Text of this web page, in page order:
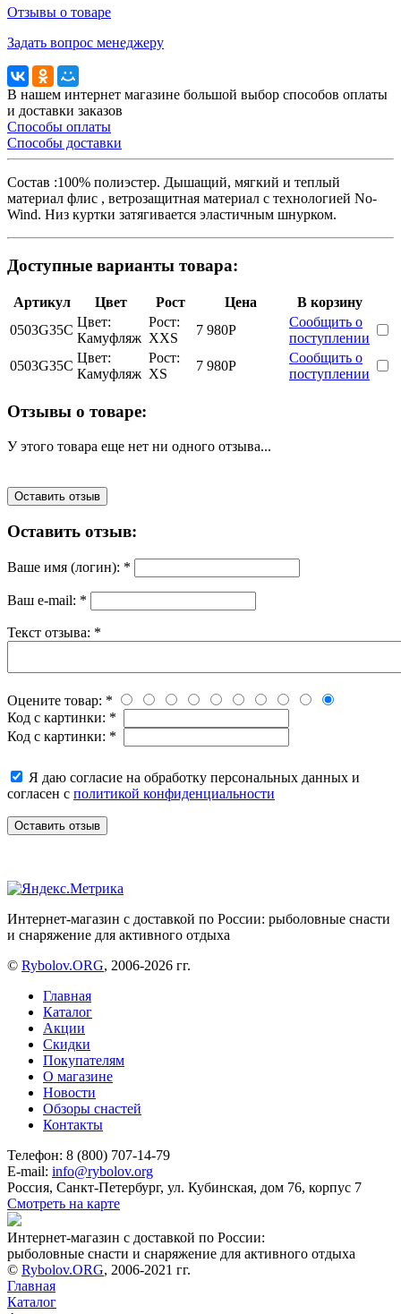
Отзывы о товаре
Задать вопрос менеджеру
В нашем интернет магазине большой выбор способов оплаты
и доставки заказов
Способы оплаты
Способы доставки
Cостав :100% полиэстер. Дышащий, мягкий и теплый
материал флис , ветрозащитная материал с технологией No-
Wind. Низ куртки затягивается эластичным шнурком.
Доступные варианты товара:
Артикул Цвет Рост Цена
В корзину
0503G35C
Цвет:
Камуфляж
Рост:
XXS
7 980Р
Сообщить о
поступлении
0503G35C
Цвет:
Камуфляж
Рост:
XS
7 980Р
Сообщить о
поступлении
Отзывы о товаре:
У этого товара еще нет ни одного отзыва...
Оставить отзыв
Оставить отзыв:
Ваше имя (логин): *
Ваш e-mail: *
Текст отзыва: *
Оцените товар: *
Код с картинки: *
Код с картинки: *
Я даю согласие на обработку персональных данных и
согласен с политикой конфиденциальности
Интернет-магазин с доставкой по России: рыболовные снасти
и снаряжение для активного отдыха
© Rybolov.ORG, 2006-2026 гг.
Главная
Каталог
Акции
Скидки
Покупателям
О магазине
Новости
Обзоры снастей
Контакты
Телефон: 8 (800) 707-14-79
E-mail: info@rybolov.org
Россия, Санкт-Петербург, ул. Кубинская, дом 76, корпус 7
Смотреть на карте
Интернет-магазин с доставкой по России:
рыболовные снасти и снаряжение для активного отдыха
© Rybolov.ORG, 2006-2021 гг.
Главная
Каталог